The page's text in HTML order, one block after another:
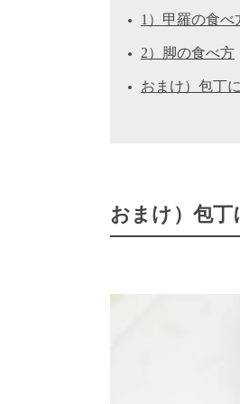
1）甲羅の食べ
2）脚の食べ方
おまけ）包丁
おまけ）包